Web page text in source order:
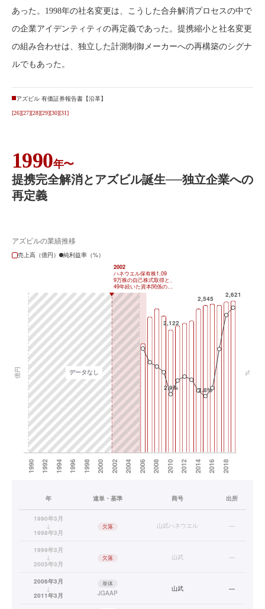
あった。1998年の社名変更は、こうした合弁解消プロセスの中で
の企業アイデンティティの再定義であった。提携縮小と社名変更
の組み合わせは、独立した計測制御メーカーへの再構築のシグナ
ルでもあった。
アズビル 有価証券報告書【沿革】
[26][27][28][29][30][31]
1990年〜
提携完全解消とアズビル誕生──独立企業への
再定義
アズビルの業績推移
売上高（億円）
純利益率（%）
年 連単・基準 商号 出所
1990年3月
↓
1998年3月
欠落 山武ハネウエル —
1999年3月
↓
2005年3月
欠落 山武 —
2006年3月
↓
2011年3月
単体
JGAAP
山武 —